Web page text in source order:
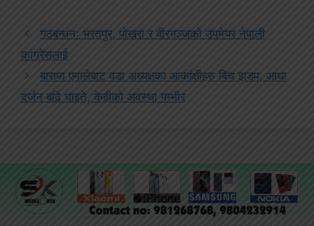
गठबन्धनः भरतपुर, पोखरा र वीरगञ्जको उपमेयर नेपाली
कांग्रेसलाई
बारामा एमालेबाट वडा अध्यक्षका आकांक्षीहरु बिच झडप, आधा
दर्जन बढि घाइते, केहीको अवस्था गम्भीर